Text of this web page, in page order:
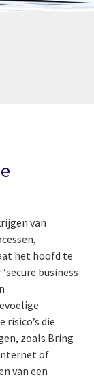
van
het hoofd te
business
risico’s die
zoals Bring
Internet of
van een